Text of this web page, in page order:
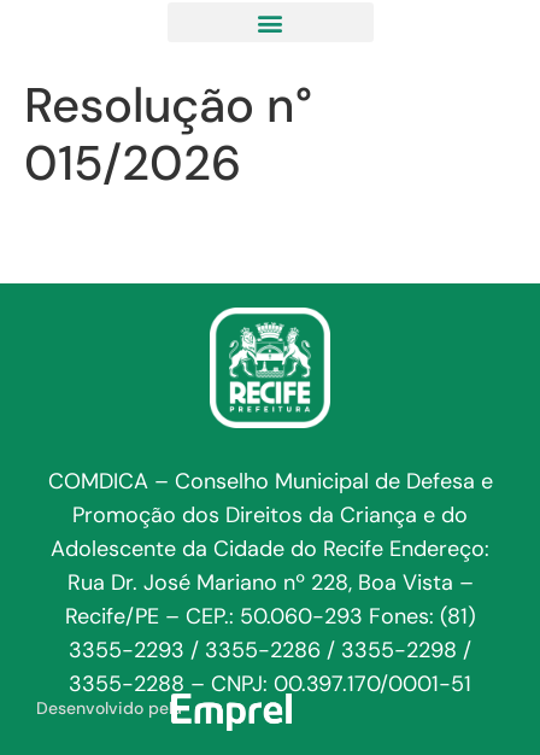
Resolução n°
015/2026
COMDICA – Conselho Municipal de Defesa e
Promoção dos Direitos da Criança e do
Adolescente da Cidade do Recife Endereço:
Rua Dr. José Mariano nº 228, Boa Vista –
Recife/PE – CEP.: 50.060-293 Fones: (81)
3355-2293 / 3355-2286 / 3355-2298 /
3355-2288 – CNPJ: 00.397.170/0001-51
Desenvolvido pela